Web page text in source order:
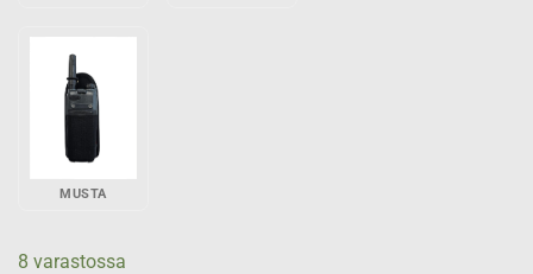
MUSTA
8 varastossa